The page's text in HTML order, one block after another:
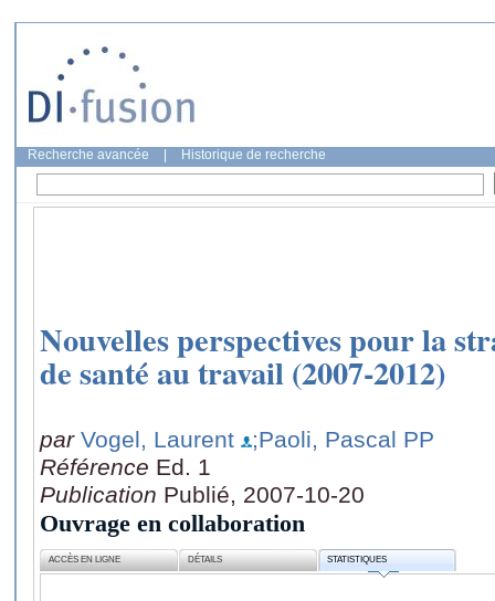
Recherche avancée Historique de recherche
Nouvelles perspectives pour la
de santé au travail (2007-2012)
par Vogel, Laurent
;Paoli, Pascal PP
Référence Ed. 1
Publication Publié, 2007-10-20
Ouvrage en collaboration
ACCÈS EN LIGNE DÉTAILS STATISTIQUES